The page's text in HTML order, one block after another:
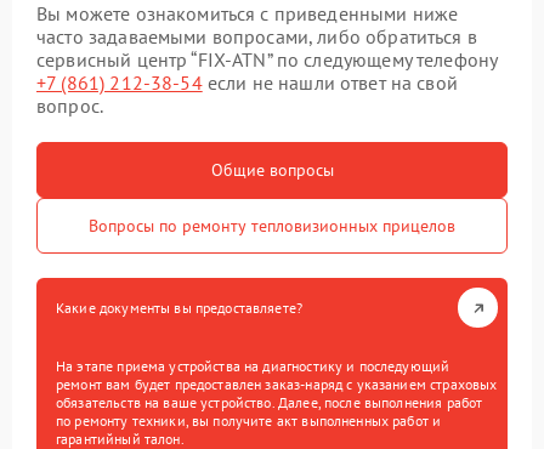
Вы можете ознакомиться с приведенными ниже
часто задаваемыми вопросами, либо обратиться в
сервисный центр “FIX-ATN” по следующему телефону
+7 (861) 212-38-54если не нашли ответ на свой
вопрос.
Общие вопросы
Вопросы по ремонту тепловизионных прицелов
Какие документы вы предоставляете?
На этапе приема устройства на диагностику и последующий
ремонт вам будет предоставлен заказ-наряд с указанием страховых
обязательств на ваше устройство. Далее, после выполнения работ
по ремонту техники, вы получите акт выполненных работ и
гарантийный талон.